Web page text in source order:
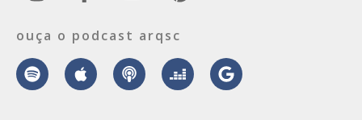
ouça o podcast arqsc